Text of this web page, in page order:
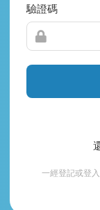
驗證碼
一經登記或登